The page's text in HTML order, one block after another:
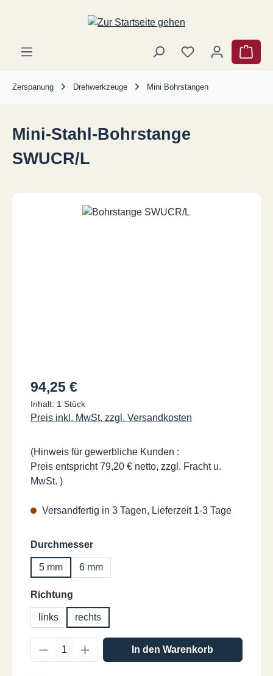
Zum Hauptinhalt springen
Zerspanung Drehwerkzeuge Mini Bohrstangen
Mini-Stahl-Bohrstange
SWUCR/L
Regulärer Preis:
94,25 €
Inhalt: 1 Stück
Preis inkl. MwSt. zzgl. Versandkosten
(Hinweis für gewerbliche Kunden :
Preis entspricht 79,20 € netto, zzgl. Fracht u.
MwSt. )
Versandfertig in 3 Tagen, Lieferzeit 1-3 Tage
Durchmesserauswählen
5 mm 6 mm
Richtung
links rechts
Produkt Anzahl: Gib den gewünschten
In den Warenkorb